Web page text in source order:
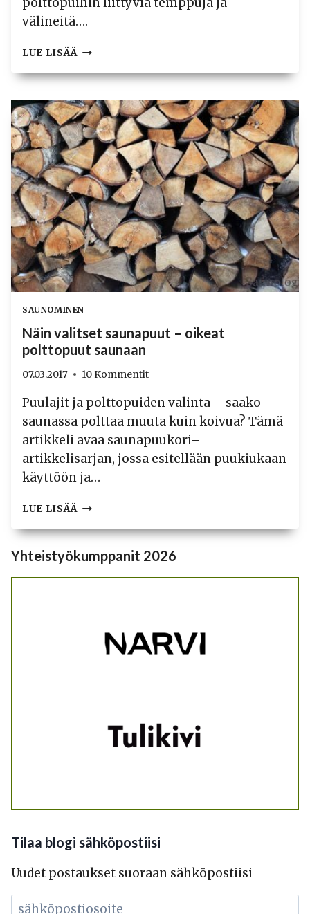
välineitä….
LUE LISÄÄ VARASTOI
KUIVAA
OIKEIN
SAUNOMINEN
Näin valitset saunapuut – oikeat
polttopuut saunaan
07.03.2017 10 Kommentit
Puulajit ja polttopuiden valinta – saako
saunassa polttaa muuta kuin koivua? Tämä
artikkeli avaa saunapuukori–
artikkelisarjan, jossa esitellään puukiukaan
käyttöön ja…
LUE LISÄÄ NÄIN
SAUNAPUUT
OIKEAT
POLTTOPUUT
Yhteistyökumppanit 2026
Tilaa blogi sähköpostiisi
Uudet postaukset suoraan sähköpostiisi